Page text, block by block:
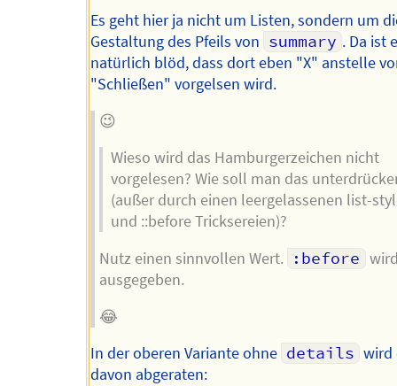
Es geht hier ja nicht um Listen, sondern um
Gestaltung des Pfeils von summary . Da ist
natürlich blöd, dass dort eben "X" anstelle
"Schließen" vorgelsen wird.
😉
Wieso wird das Hamburgerzeichen nicht
vorgelesen? Wie soll man das
(außer durch einen leergelassenen list-
und ::before Tricksereien)?
Nutz einen sinnvollen Wert.
:before
ausgegeben.
😂
In der oberen Variante ohne details wird
davon abgeraten: